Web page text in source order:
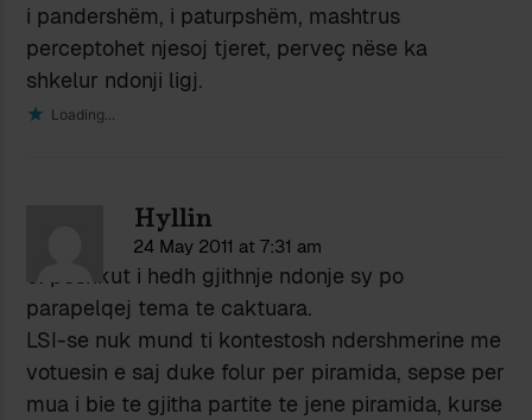
i pandershëm, i paturpshëm, mashtrus
perceptohet njesoj tjeret, perveç nëse ka
shkelur ndonji ligj.
Loading...
Hyllin
24 May 2011 at 7:31 am
J. peshkut i hedh gjithnje ndonje sy po
parapelqej tema te caktuara.
LSI-se nuk mund ti kontestosh ndershmerine me
votuesin e saj duke folur per piramida, sepse per
mua i bie te gjitha partite te jene piramida, kurse